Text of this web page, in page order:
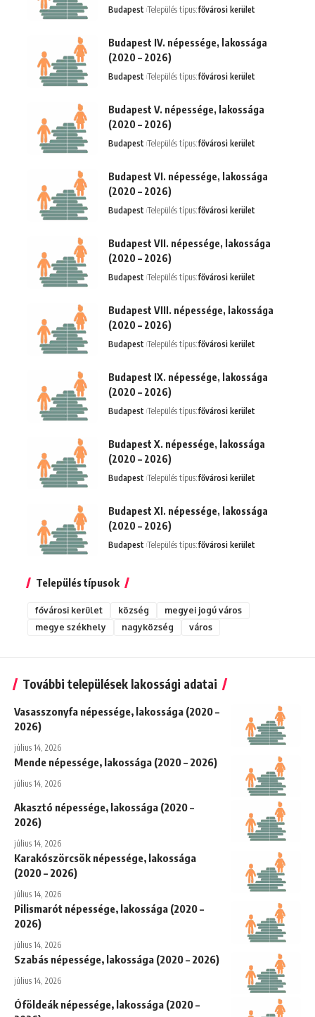
Budapest Település típus:fővárosi kerület
Budapest IV. népessége, lakossága
(2020 – 2026)
Budapest Település típus:fővárosi kerület
Budapest V. népessége, lakossága
(2020 – 2026)
Budapest Település típus:fővárosi kerület
Budapest VI. népessége, lakossága
(2020 – 2026)
Budapest Település típus:fővárosi kerület
Budapest VII. népessége, lakossága
(2020 – 2026)
Budapest Település típus:fővárosi kerület
Budapest VIII. népessége, lakossága
(2020 – 2026)
Budapest Település típus:fővárosi kerület
Budapest IX. népessége, lakossága
(2020 – 2026)
Budapest Település típus:fővárosi kerület
Budapest X. népessége, lakossága
(2020 – 2026)
Budapest Település típus:fővárosi kerület
Budapest XI. népessége, lakossága
(2020 – 2026)
Budapest Település típus:fővárosi kerület
Település típusok
fővárosi kerület község
megyei jogú város
megye székhely
nagyközség város
További települések lakossági adatai
Vasasszonyfa népessége, lakossága (2020 –
2026)
július 14, 2026
Mende népessége, lakossága (2020 – 2026)
július 14, 2026
Akasztó népessége, lakossága (2020 –
2026)
július 14, 2026
Karakószörcsök népessége, lakossága
(2020 – 2026)
július 14, 2026
Pilismarót népessége, lakossága (2020 –
2026)
július 14, 2026
Szabás népessége, lakossága (2020 – 2026)
július 14, 2026
Óföldeák népessége, lakossága (2020 –